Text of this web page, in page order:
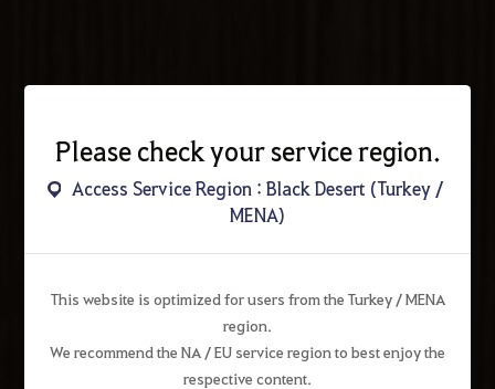
Please check your service region.
Access Service Region : Black Desert (Turkey /
MENA)
This website is optimized for users from the Turkey / MENA
region.
We recommend the NA / EU service region to best enjoy the
respective content.